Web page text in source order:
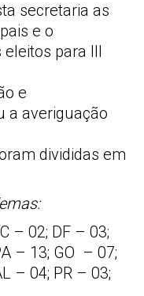
secretaria as
e o
para III
e
a averiguação
divididas em
– 02; DF – 03;
– 13; GO – 07;
– 04; PR – 03;